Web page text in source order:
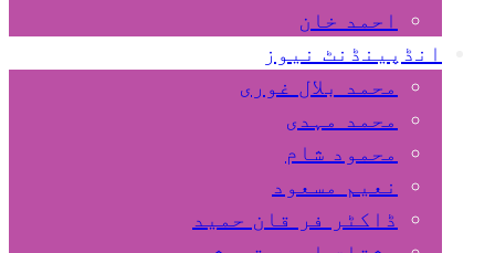
احمد خان
انڈپینڈنٹ نیوز
محمد بلال غوری
محمد مہدی
محمود شام
نعیم مسعود
ڈاکٹر فر قان حمید